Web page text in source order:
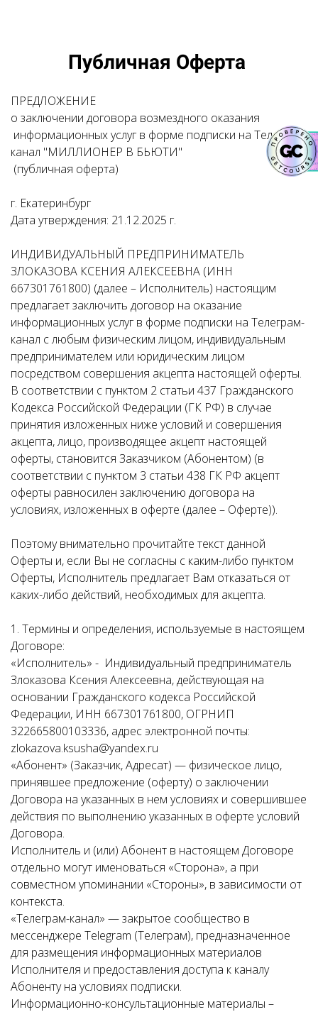
Публичная Оферта
ПРЕДЛОЖЕНИЕ
о заключении договора возмездного оказания
информационных услуг в форме подписки на Телеграм-
канал "МИЛЛИОНЕР В БЬЮТИ"
(публичная оферта)
г. Екатеринбург
Дата утверждения: 21.12.2025 г.
ИНДИВИДУАЛЬНЫЙ ПРЕДПРИНИМАТЕЛЬ
ЗЛОКАЗОВА КСЕНИЯ АЛЕКСЕЕВНА (ИНН
667301761800) (далее – Исполнитель) настоящим
предлагает заключить договор на оказание
информационных услуг в форме подписки на Телеграм-
канал с любым физическим лицом, индивидуальным
предпринимателем или юридическим лицом
посредством совершения акцепта настоящей оферты.
В соответствии с пунктом 2 статьи 437 Гражданского
Кодекса Российской Федерации (ГК РФ) в случае
принятия изложенных ниже условий и совершения
акцепта, лицо, производящее акцепт настоящей
оферты, становится Заказчиком (Абонентом) (в
соответствии с пунктом 3 статьи 438 ГК РФ акцепт
оферты равносилен заключению договора на
условиях, изложенных в оферте (далее – Оферте)).
Поэтому внимательно прочитайте текст данной
Оферты и, если Вы не согласны с каким-либо пунктом
Оферты, Исполнитель предлагает Вам отказаться от
каких-либо действий, необходимых для акцепта.
1. Термины и определения, используемые в настоящем
Договоре:
«Исполнитель» - Индивидуальный предприниматель
Злоказова Ксения Алексеевна, действующая на
основании Гражданского кодекса Российской
Федерации, ИНН 667301761800, ОГРНИП
322665800103336, адрес электронной почты:
zlokazova.ksusha@yandex.ru
«Абонент» (Заказчик, Адресат) — физическое лицо,
принявшее предложение (оферту) о заключении
Договора на указанных в нем условиях и совершившее
действия по выполнению указанных в оферте условий
Договора.
Исполнитель и (или) Абонент в настоящем Договоре
отдельно могут именоваться «Сторона», а при
совместном упоминании «Стороны», в зависимости от
контекста.
«Телеграм-канал» — закрытое сообщество в
мессенджере Telegram (Телеграм), предназначенное
для размещения информационных материалов
Исполнителя и предоставления доступа к каналу
Абоненту на условиях подписки.
Информационно-консультационные материалы –